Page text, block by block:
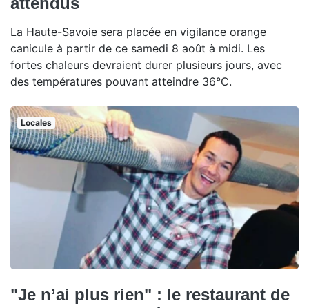
La Haute-Savoie sera placée en vigilance orange
canicule à partir de ce samedi 8 août à midi. Les
fortes chaleurs devraient durer plusieurs jours, avec
des températures pouvant atteindre 36°C.
Locales
"Je n’ai plus rien" : le restaurant de